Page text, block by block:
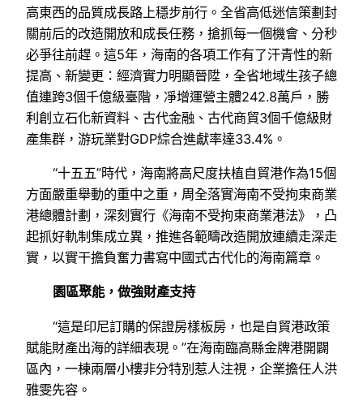
高東西的品質成長路上穩步前行。全省高低迷信策劃封
關前后的改造開放和成長任務，搶抓每一個機會、分秒
必爭往前趕。這5年，海南的各項工作有了汗青性的新
提高、新變更：經濟實力明顯晉陞，全省地域生孩子總
值連跨3個千億級臺階，凈增運營主體242.8萬戶，勝
利創立石化新資料、古代金融、古代商貿3個千億級財
產集群，游玩業對GDP綜合進獻率達33.4%。
“十五五”時代，海南將高尺度扶植自貿港作為15個
方面嚴重舉動的重中之重，周全落實海南不受拘束商業
港總體計劃，深刻實行《海南不受拘束商業港法》，凸
起抓好軌制集成立異，推進各範疇改造開放連續走深走
實，以實干擔負奮力書寫中國式古代化的海南篇章。
園區聚能，做強財產支持
“這是印尼訂購的保證房樣板房，也是自貿港政策
賦能財產出海的詳細表現。”在海南臨高縣金牌港開闢
區內，一棟兩層小樓非分特別惹人注視，企業擔任人洪
雅雯先容。